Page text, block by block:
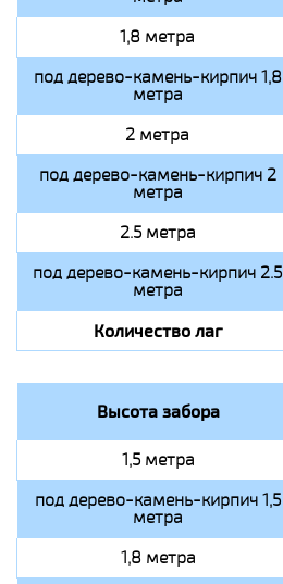
1,8 метра
под дерево-камень-кирпич 1,8
метра
2 метра
под дерево-камень-кирпич 2
метра
2.5 метра
под дерево-камень-кирпич 2.5
метра
Количество лаг
Высота забора
1,5 метра
под дерево-камень-кирпич 1,5
метра
1,8 метра